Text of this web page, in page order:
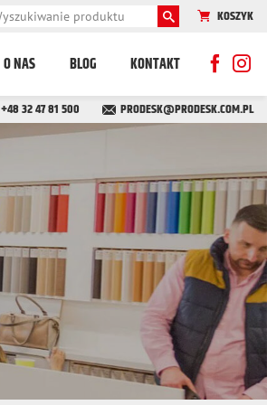
KOSZYK
O NAS BLOG KONTAKT
+48 32 47 81 500 PRODESK@PRODESK.COM.PL